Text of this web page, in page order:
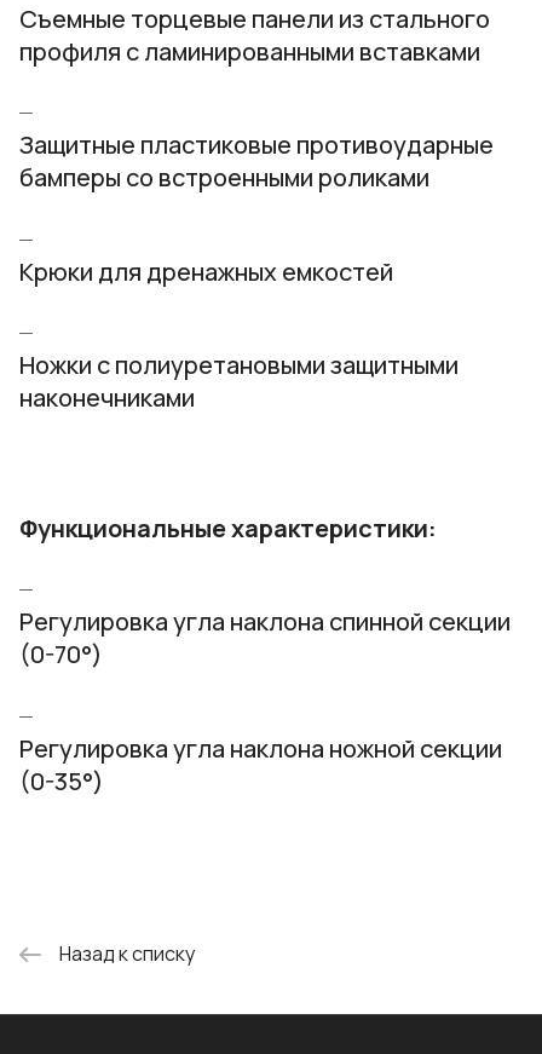
Съемные торцевые панели из стального
профиля с ламинированными вставками
Защитные пластиковые противоударные
бамперы со встроенными роликами
Крюки для дренажных емкостей
Ножки с полиуретановыми защитными
наконечниками
Функциональные характеристики:
Регулировка угла наклона спинной секции
(0-70°)
Регулировка угла наклона ножной секции
(0-35°)
Назад к списку